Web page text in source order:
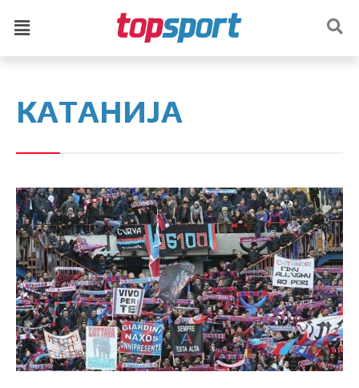
КАТАНИЈА